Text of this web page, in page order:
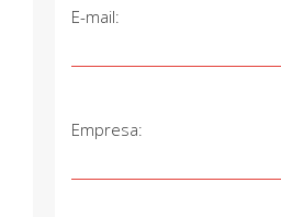
E-mail:
Empresa: